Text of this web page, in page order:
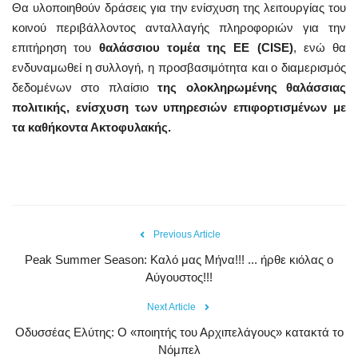
Θα υλοποιηθούν δράσεις για την ενίσχυση της λειτουργίας του
κοινού περιβάλλοντος ανταλλαγής πληροφοριών για την
επιτήρηση του θαλάσσιου τομέα της ΕΕ (CISE), ενώ θα
ενδυναμωθεί η συλλογή, η προσβασιμότητα και ο διαμερισμός
δεδομένων στο πλαίσιοτης ολοκληρωμένης θαλάσσιας
πολιτικής, ενίσχυση των υπηρεσιών επιφορτισμένων με
τα καθήκοντα Ακτοφυλακής.
Previous Article
Peak Summer Season: Kαλό μας Μήνα!!! ... ήρθε κιόλας ο
Αύγουστος!!!
Next Article
Οδυσσέας Ελύτης: Ο «ποιητής του Αρχιπελάγους» κατακτά το
Νόμπελ